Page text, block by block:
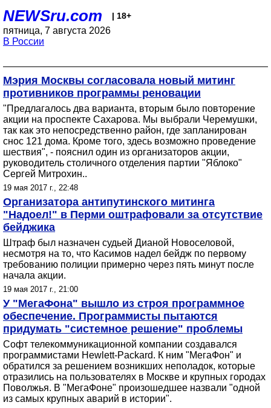
NEWSru.com | 18+
пятница, 7 августа 2026
В России
Мэрия Москвы согласовала новый митинг
противников программы реновации
"Предлагалось два варианта, вторым было повторение
акции на проспекте Сахарова. Мы выбрали Черемушки,
так как это непосредственно район, где запланирован
снос 121 дома. Кроме того, здесь возможно проведение
шествия", - пояснил один из организаторов акции,
руководитель столичного отделения партии "Яблоко"
Сергей Митрохин..
19 мая 2017 г., 22:48
Организатора антипутинского митинга
"Надоел!" в Перми оштрафовали за отсутствие
бейджика
Штраф был назначен судьей Дианой Новоселовой,
несмотря на то, что Касимов надел бейдж по первому
требованию полиции примерно через пять минут после
начала акции.
19 мая 2017 г., 21:00
У "МегаФона" вышло из строя программное
обеспечение. Программисты пытаются
придумать "системное решение" проблемы
Софт телекоммуникационной компании создавался
программистами Hewlett-Packard. К ним "МегаФон" и
обратился за решением возникших неполадок, которые
отразились на пользователях в Москве и крупных городах
Поволжья. В "МегаФоне" произошедшее назвали "одной
из самых крупных аварий в истории".